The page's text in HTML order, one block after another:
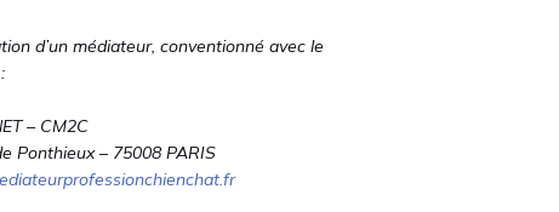
d’un médiateur, conventionné avec le
– CM2C
Ponthieux – 75008 PARIS